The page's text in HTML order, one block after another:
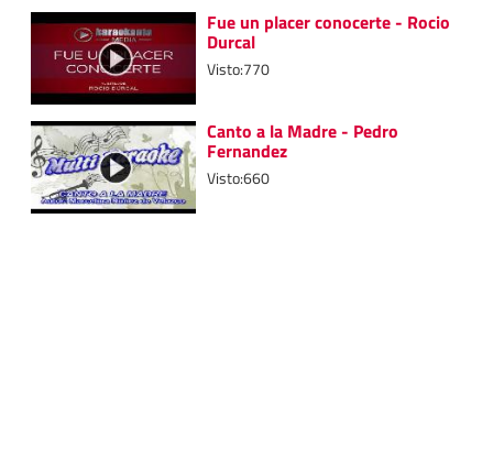
Fue un placer conocerte - Rocio
Durcal
Visto:770
Canto a la Madre - Pedro
Fernandez
Visto:660